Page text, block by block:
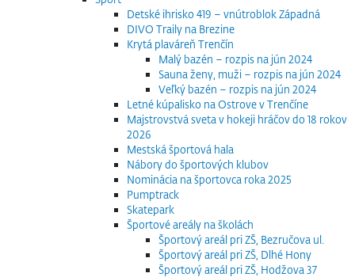
Detské ihrisko 419 – vnútroblok Západná
DIVO Traily na Brezine
Krytá plaváreň Trenčín
Malý bazén – rozpis na jún 2024
Sauna ženy, muži – rozpis na jún 2024
Veľký bazén – rozpis na jún 2024
Letné kúpalisko na Ostrove v Trenčíne
Majstrovstvá sveta v hokeji hráčov do 18 rokov
2026
Mestská športová hala
Nábory do športových klubov
Nominácia na športovca roka 2025
Pumptrack
Skatepark
Športové areály na školách
Športový areál pri ZŠ, Bezručova ul.
Športový areál pri ZŠ, Dlhé Hony
Športový areál pri ZŠ, Hodžova 37